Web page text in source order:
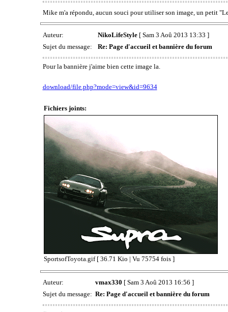
Mike m'a répondu, aucun souci pour utiliser son image, un petit
Auteur: NikoLifeStyle[ Sam 3 Aoû 2013 13:33 ]
Sujet du message:
Re: Page d'accueil et bannière du forum
Pour la bannière j'aime bien cette image la.
download/file.php?mode=view&id=9634
Fichiers joints:
SportsofToyota.gif [ 36.71 Kio | Vu 75754 fois ]
Auteur: vmax330 [ Sam 3 Aoû 2013 16:56 ]
Sujet du message: Re: Page d'accueil et bannière du forum